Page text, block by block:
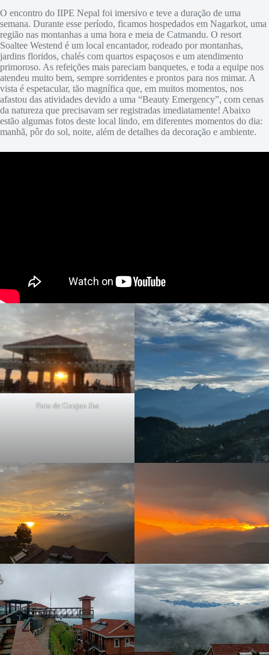
O encontro do IIPE Nepal foi imersivo e teve a duração de uma
semana. Durante esse período, ficamos hospedados em Nagarkot, uma
região nas montanhas a uma hora e meia de Catmandu. O resort
Soaltee Westend é um local encantador, rodeado por montanhas,
jardins floridos, chalés com quartos espaçosos e um atendimento
primoroso. As refeições mais pareciam banquetes, e toda a equipe nos
atendeu muito bem, sempre sorridentes e prontos para nos mimar. A
vista é espetacular, tão magnífica que, em muitos momentos, nos
afastou das atividades devido a uma “Beauty Emergency”, com cenas
da natureza que precisavam ser registradas imediatamente! Abaixo
estão algumas fotos deste local lindo, em diferentes momentos do dia:
manhã, pôr do sol, noite, além de detalhes da decoração e ambiente.
Foto de Gunjan Jha